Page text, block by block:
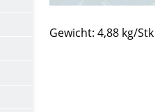
Gewicht: 4,88 kg/Stk